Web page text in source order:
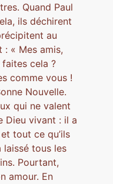
Quand Paul
ils déchirent
au
: « Mes amis,
cela ?
comme vous !
Nouvelle.
qui ne valent
Dieu vivant : il a
tout ce qu’ils
tous les
Pourtant,
amour. En